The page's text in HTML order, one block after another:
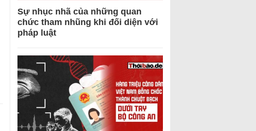
Sự nhục nhã của những quan
chức tham nhũng khi đối diện với
pháp luật